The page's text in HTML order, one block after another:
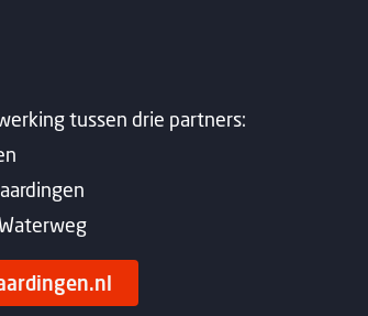
tussen drie partners: